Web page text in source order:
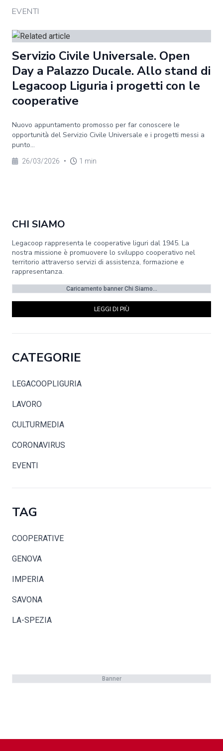
EVENTI
Servizio Civile Universale. Open
Day a Palazzo Ducale. Allo stand di
Legacoop Liguria i progetti con le
cooperative
Nuovo appuntamento promosso per far conoscere le
opportunità del Servizio Civile Universale e i progetti messi a
punto...
26/03/2026 • 1 min
CHI SIAMO
Legacoop rappresenta le cooperative liguri dal 1945. La
nostra missione è promuovere lo sviluppo cooperativo nel
territorio attraverso servizi di assistenza, formazione e
rappresentanza.
Caricamento banner Chi Siamo...
LEGGI DI PIÙ
CATEGORIE
LEGACOOPLIGURIA
LAVORO
CULTURMEDIA
CORONAVIRUS
EVENTI
TAG
COOPERATIVE
GENOVA
IMPERIA
SAVONA
LA-SPEZIA
Banner